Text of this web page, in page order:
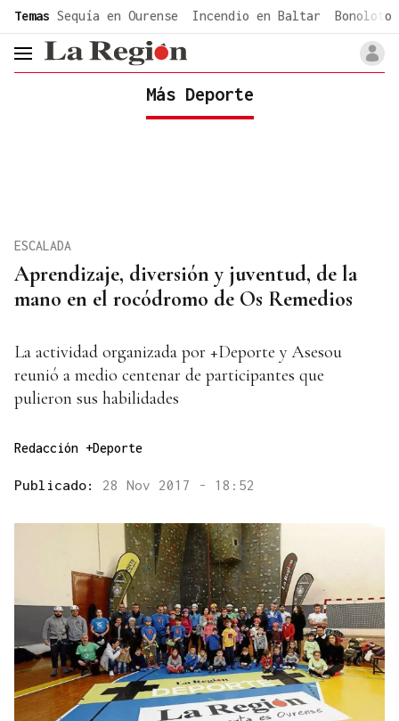
common.go-to-content
Temas Sequía en Ourense Incendio en Baltar Bonoloto
header.menu.open
Más Deporte
Aprendizaje, diversión y juventud, de la
mano en el rocódromo de Os Remedios
ESCALADA
La actividad organizada por +Deporte y Asesou
reunió a medio centenar de participantes que
pulieron sus habilidades
Redacción +Deporte
Publicado: 28 Nov 2017 - 18:52